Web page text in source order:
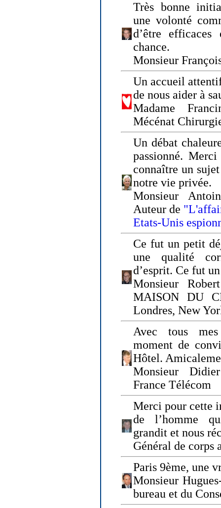
Très bonne
une volonté
d’être
chance.
Monsieur
Un accueil
de nous aider à
Madame
Mécénat
Un débat
passionné.
connaître un
notre vie privée.
Monsieur
Auteur de
Etats-Unis
Ce fut un petit
une qualité
d’esprit. Ce fut
Monsieur
MAISON DU
Londres, New
Avec tous
moment de
Hôtel.
Monsieur
France Télécom
Merci pour cette
de l’homme
grandit et nous
Général de corps
Paris 9ème, une
Monsieur
bureau et du